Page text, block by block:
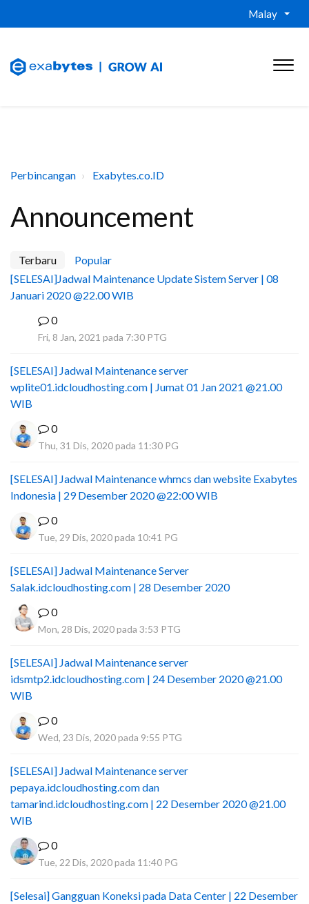
Malay
Perbincangan Exabytes.co.ID
Announcement
Terbaru
Popular
[SELESAI]Jadwal Maintenance Update Sistem Server | 08
Januari 2020 @22.00 WIB
0
Fri, 8 Jan, 2021 pada 7:30 PTG
[SELESAI] Jadwal Maintenance server
wplite01.idcloudhosting.com | Jumat 01 Jan 2021 @21.00
WIB
0
Thu, 31 Dis, 2020 pada 11:30 PG
[SELESAI] Jadwal Maintenance whmcs dan website Exabytes
Indonesia | 29 Desember 2020 @22:00 WIB
0
Tue, 29 Dis, 2020 pada 10:41 PG
[SELESAI] Jadwal Maintenance Server
Salak.idcloudhosting.com | 28 Desember 2020
0
Mon, 28 Dis, 2020 pada 3:53 PTG
[SELESAI] Jadwal Maintenance server
idsmtp2.idcloudhosting.com | 24 Desember 2020 @21.00
WIB
0
Wed, 23 Dis, 2020 pada 9:55 PTG
[SELESAI] Jadwal Maintenance server
pepaya.idcloudhosting.com dan
tamarind.idcloudhosting.com | 22 Desember 2020 @21.00
WIB
0
Tue, 22 Dis, 2020 pada 11:40 PG
[Selesai] Gangguan Koneksi pada Data Center | 22 Desember